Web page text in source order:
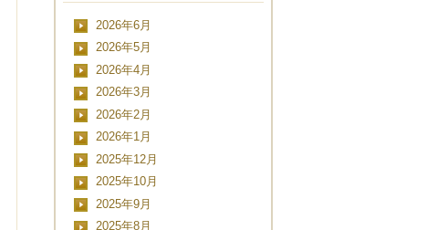
2026年6月
2026年5月
2026年4月
2026年3月
2026年2月
2026年1月
2025年12月
2025年10月
2025年9月
2025年8月